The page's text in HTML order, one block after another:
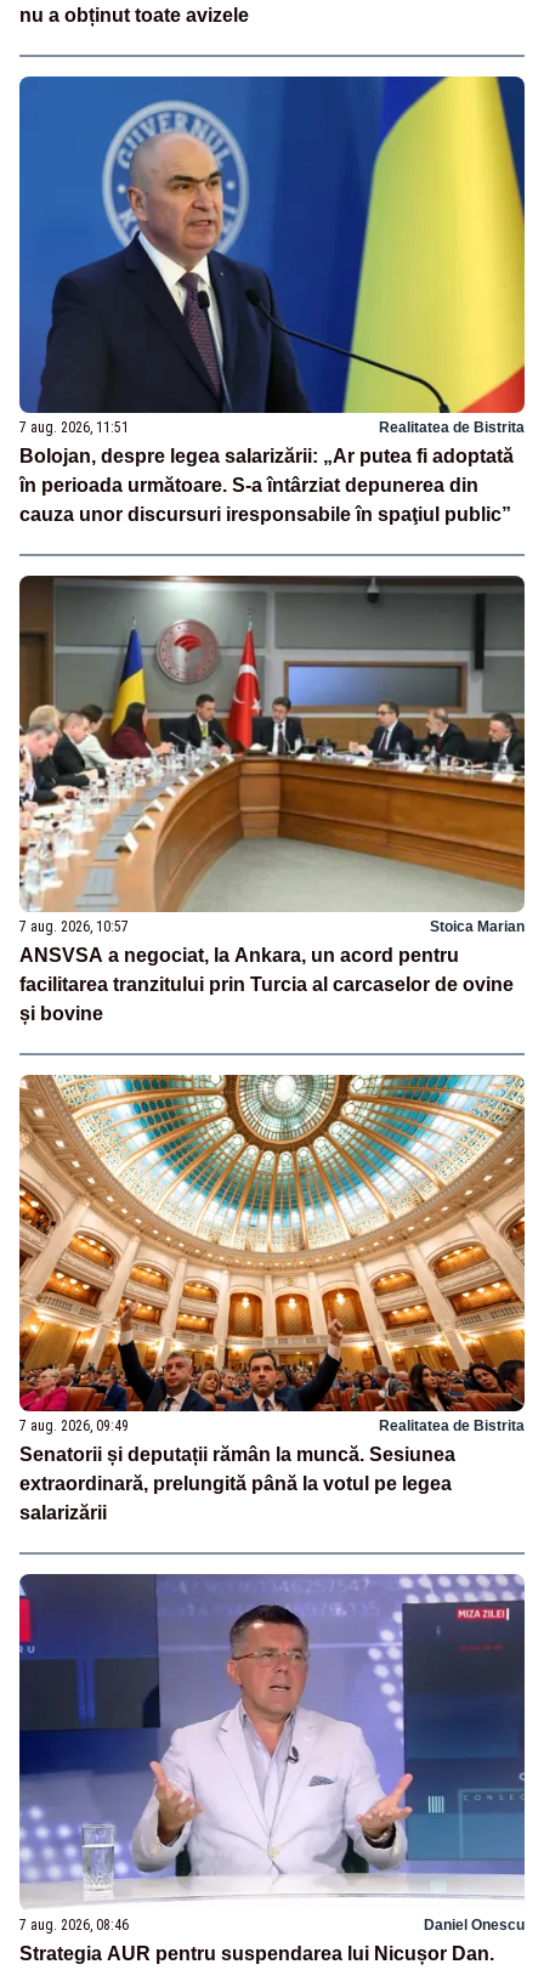
nu a obținut toate avizele
7 aug. 2026, 11:51 Realitatea de Bistrita
Bolojan, despre legea salarizării: „Ar putea fi adoptată
în perioada următoare. S-a întârziat depunerea din
cauza unor discursuri iresponsabile în spaţiul public”
7 aug. 2026, 10:57 Stoica Marian
ANSVSA a negociat, la Ankara, un acord pentru
facilitarea tranzitului prin Turcia al carcaselor de ovine
și bovine
7 aug. 2026, 09:49 Realitatea de Bistrita
Senatorii și deputații rămân la muncă. Sesiunea
extraordinară, prelungită până la votul pe legea
salarizării
7 aug. 2026, 08:46 Daniel Onescu
Strategia AUR pentru suspendarea lui Nicușor Dan.